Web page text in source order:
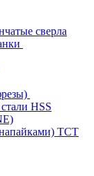
сверла
HSS
напайками) ТСТ